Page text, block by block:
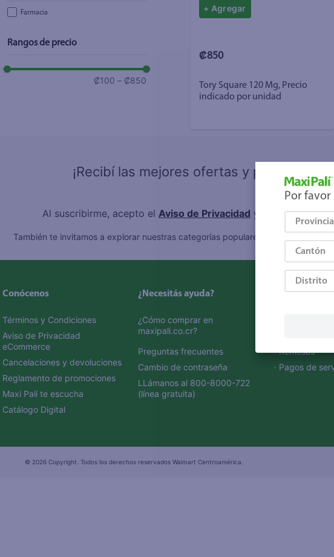
Farmacia
Rangos de precio
₡100 – ₡850
+ Agregar
₡850
Tory Square 120 Mg, Precio
indicado por unidad
¡Recibí las mejores ofertas y promociones!
Al suscribirme, acepto el Aviso de Privacidad y los Términos
También te invitamos a explorar nuestras categorías populares:
Conócenos
Términos y Condiciones
Aviso de Privacidad
eCommerce
Cancelaciones y devoluciones
Reglamento de promociones
Maxi Palí te escucha
Catálogo Digital
¿Necesitás ayuda?
¿Cómo comprar en
maxipali.co.cr?
Preguntas frecuentes
Cambio de contraseña
LLámanos al 800-8000-722
(línea gratuita)
Servicios
· Remesas
· Pagos de
© 2026 Copyright. Todos los derechos reservados Walmart Centroamérica.
Por favor
Provincia
Cantón
Distrito